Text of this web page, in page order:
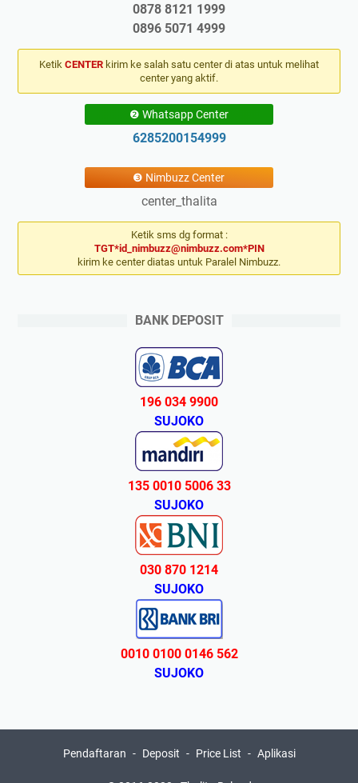
0878 8121 1999
0896 5071 4999
Ketik CENTER kirim ke salah satu center di atas untuk melihat
center yang aktif.
❷ Whatsapp Center
6285200154999
❸ Nimbuzz Center
center_thalita
Ketik sms dg format :
TGT*id_nimbuzz@nimbuzz.com*PIN
kirim ke center diatas untuk Paralel Nimbuzz.
BANK DEPOSIT
196 034 9900
SUJOKO
135 0010 5006 33
SUJOKO
030 870 1214
SUJOKO
0010 0100 0146 562
SUJOKO
Pendaftaran Deposit Price List Aplikasi